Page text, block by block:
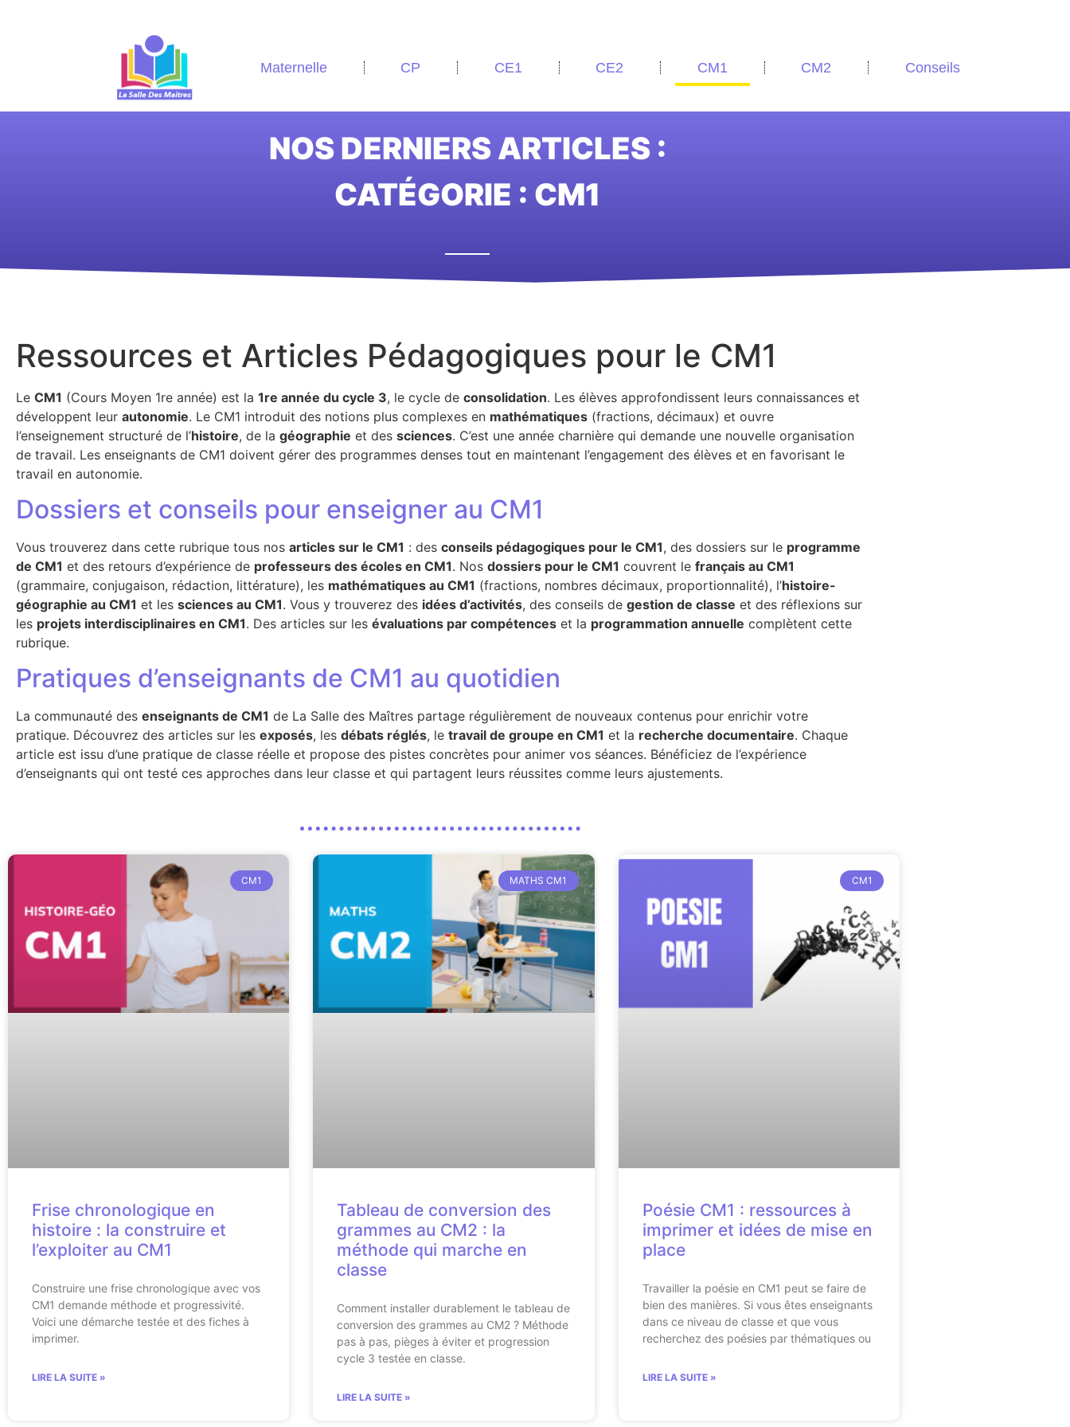
Maternelle CP CE1 CE2 CM1 CM2 Conseils
NOS DERNIERS ARTICLES :
CATÉGORIE : CM1
Ressources et Articles Pédagogiques pour le CM1
Le CM1 (Cours Moyen 1re année) est la 1re année du cycle 3, le cycle de consolidation. Les élèves approfondissent leurs connaissances et
développent leur autonomie. Le CM1 introduit des notions plus complexes en mathématiques (fractions, décimaux) et ouvre
l’enseignement structuré de l’histoire, de la géographie et des sciences. C’est une année charnière qui demande une nouvelle organisation
de travail. Les enseignants de CM1 doivent gérer des programmes denses tout en maintenant l’engagement des élèves et en favorisant le
travail en autonomie.
Dossiers et conseils pour enseigner au CM1
Vous trouverez dans cette rubrique tous nos articles sur le CM1 : des conseils pédagogiques pour le CM1, des dossiers sur le programme
de CM1 et des retours d’expérience de professeurs des écoles en CM1. Nos dossiers pour le CM1 couvrent le français au CM1
(grammaire, conjugaison, rédaction, littérature), les mathématiques au CM1 (fractions, nombres décimaux, proportionnalité), l’histoire-
géographie au CM1 et les sciences au CM1. Vous y trouverez des idées d’activités, des conseils de gestion de classe et des réflexions sur
les projets interdisciplinaires en CM1. Des articles sur les évaluations par compétences et la programmation annuelle complètent cette
rubrique.
Pratiques d’enseignants de CM1 au quotidien
La communauté des enseignants de CM1 de La Salle des Maîtres partage régulièrement de nouveaux contenus pour enrichir votre
pratique. Découvrez des articles sur les exposés, les débats réglés, le travail de groupe en CM1 et la recherche documentaire. Chaque
article est issu d’une pratique de classe réelle et propose des pistes concrètes pour animer vos séances. Bénéficiez de l’expérience
d’enseignants qui ont testé ces approches dans leur classe et qui partagent leurs réussites comme leurs ajustements.
CM1
Frise chronologique en
histoire : la construire et
l’exploiter au CM1
Construire une frise chronologique avec vos
CM1 demande méthode et progressivité.
Voici une démarche testée et des fiches à
imprimer.
LIRE LA SUITE »
MATHS CM1
Tableau de conversion des
grammes au CM2 : la
méthode qui marche en
classe
Comment installer durablement le tableau de
conversion des grammes au CM2 ? Méthode
pas à pas, pièges à éviter et progression
cycle 3 testée en classe.
LIRE LA SUITE »
CM1
Poésie CM1 : ressources à
imprimer et idées de mise en
place
Travailler la poésie en CM1 peut se faire de
bien des manières. Si vous êtes enseignants
dans ce niveau de classe et que vous
recherchez des poésies par thématiques ou
LIRE LA SUITE »